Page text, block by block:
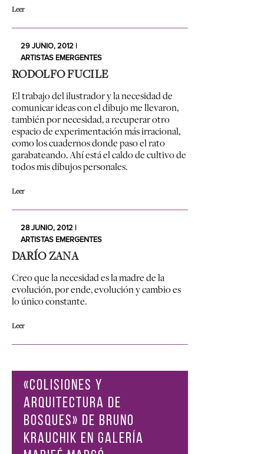
Leer
29 JUNIO, 2012 |
ARTISTAS EMERGENTES
RODOLFO FUCILE
El trabajo del ilustrador y la necesidad de
comunicar ideas con el dibujo me llevaron,
también por necesidad, a recuperar otro
espacio de experimentación más irracional,
como los cuadernos donde paso el rato
garabateando. Ahí está el caldo de cultivo de
todos mis dibujos personales.
Leer
28 JUNIO, 2012 |
ARTISTAS EMERGENTES
DARÍO ZANA
Creo que la necesidad es la madre de la
evolución, por ende, evolución y cambio es
lo único constante.
Leer
«COLISIONES Y
ARQUITECTURA DE
BOSQUES» DE BRUNO
KRAUCHIK EN GALERÍA